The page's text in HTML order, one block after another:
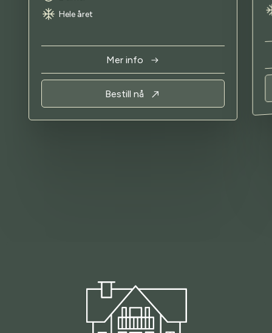
Hele året
Mer info
Bestill nå
Trasti og Trine